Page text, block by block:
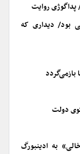
پداگوژی روایت
بود/ دیداری که
بازمی‌گردد
دولت
به ادینبورگ